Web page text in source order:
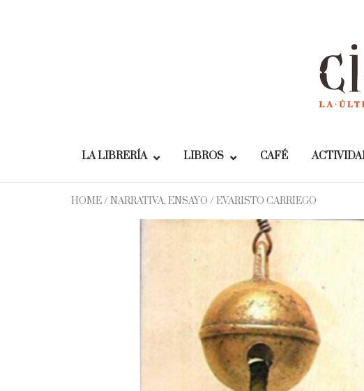
LA LIBRERÍA LIBROS CAFÉ
HOME/ NARRATIVA, ENSAYO / EVARISTO CARRIEGO